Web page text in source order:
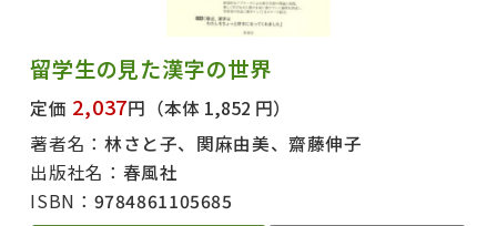
留学生の見た漢字の世界
定価 2,037円 （本体 1,852 円）
著者名： 林さと子、関麻由美、齋藤伸子
出版社名： 春風社
ISBN： 9784861105685